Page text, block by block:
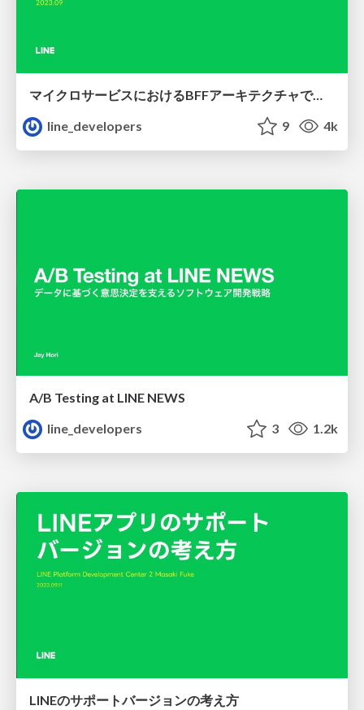
マイクロサービスにおけるBFFアーキテクチャでのモジュラモノリスの導入
line_developers
9 4k
A/B Testing at LINE NEWS
line_developers
3 1.2k
LINEのサポートバージョンの考え方